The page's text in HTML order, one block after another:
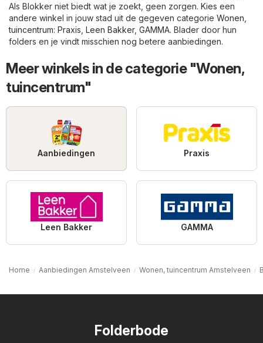
Als Blokker niet biedt wat je zoekt, geen zorgen. Kies een
andere winkel in jouw stad uit de gegeven categorie Wonen,
tuincentrum: Praxis Leen Bakker, GAMMA. Blader door hun
folders en je vindt misschien nog betere aanbiedingen.
Meer winkels in de categorie "Wonen,
tuincentrum"
Aanbiedingen Praxis
Leen Bakker GAMMA
Home Aanbiedingen Amstelveen Wonen, tuincentrum Amstelveen
Folderbode